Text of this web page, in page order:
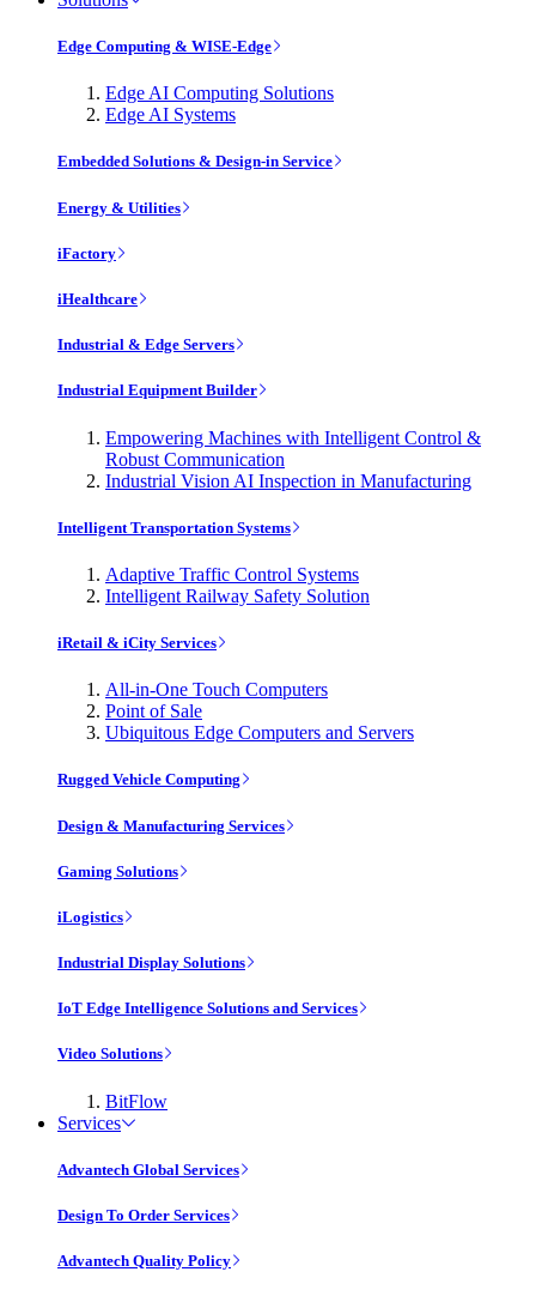
Edge Computing & WISE-Edge
Edge AI Computing Solutions
Edge AI Systems
Embedded Solutions & Design-in Service
Energy & Utilities
iFactory
iHealthcare
Industrial & Edge Servers
Industrial Equipment Builder
Empowering Machines with Intelligent Control &
Robust Communication
Industrial Vision AI Inspection in Manufacturing
Intelligent Transportation Systems
Adaptive Traffic Control Systems
Intelligent Railway Safety Solution
iRetail & iCity Services
All-in-One Touch Computers
Point of Sale
Ubiquitous Edge Computers and Servers
Rugged Vehicle Computing
Design & Manufacturing Services
Gaming Solutions
iLogistics
Industrial Display Solutions
IoT Edge Intelligence Solutions and Services
Video Solutions
BitFlow
Services
Advantech Global Services
Design To Order Services
Advantech Quality Policy